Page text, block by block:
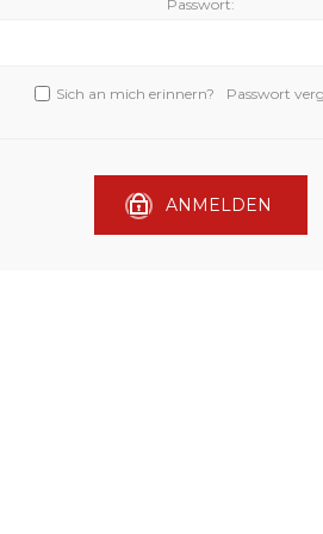
Passwort:
Sich an mich erinnern? Passwort
ANMELDEN